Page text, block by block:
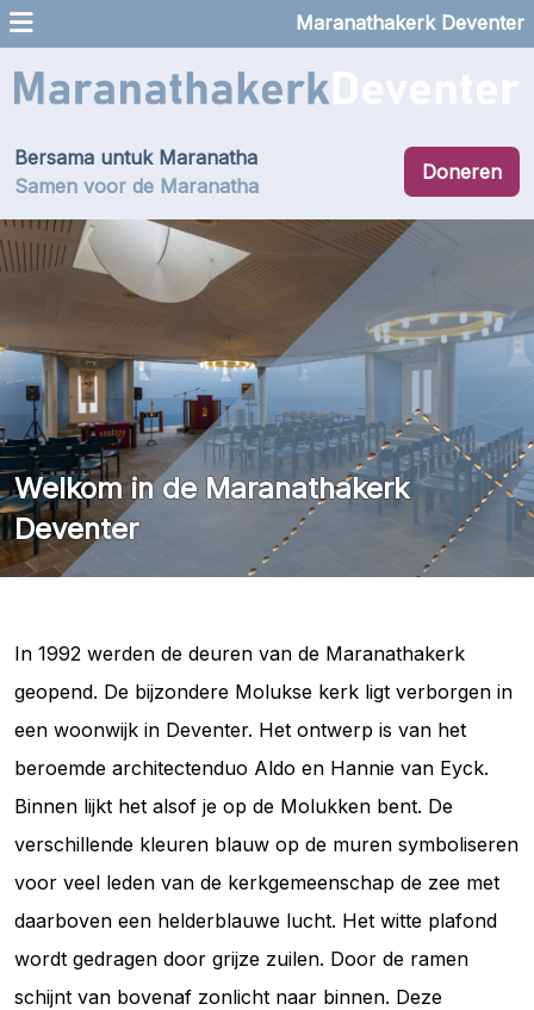
Maranathakerk Deventer
Bersama untuk Maranatha
Samen voor de Maranatha
Doneren
Welkom in de Maranathakerk
Deventer
In 1992 werden de deuren van de Maranathakerk
geopend. De bijzondere Molukse kerk ligt verborgen in
een woonwijk in Deventer. Het ontwerp is van het
beroemde architectenduo Aldo en Hannie van Eyck.
Binnen lijkt het alsof je op de Molukken bent. De
verschillende kleuren blauw op de muren symboliseren
voor veel leden van de kerkgemeenschap de zee met
daarboven een helderblauwe lucht. Het witte plafond
wordt gedragen door grijze zuilen. Door de ramen
schijnt van bovenaf zonlicht naar binnen. Deze